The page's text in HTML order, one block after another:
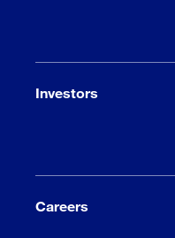
Investors
Careers